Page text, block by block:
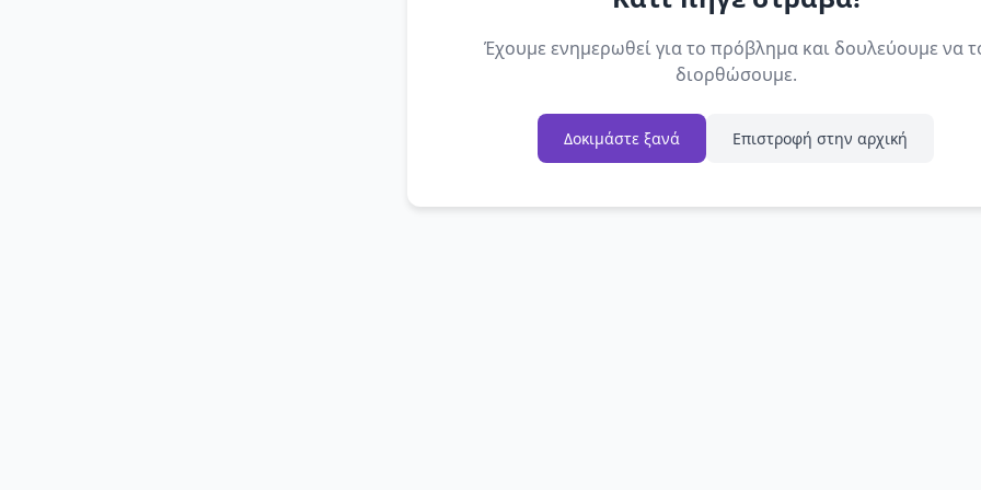
Έχουμε ενημερωθεί για το πρόβλημα και δουλεύουμε να
διορθώσουμε.
Δοκιμάστε ξανά Επιστροφή στην αρχική